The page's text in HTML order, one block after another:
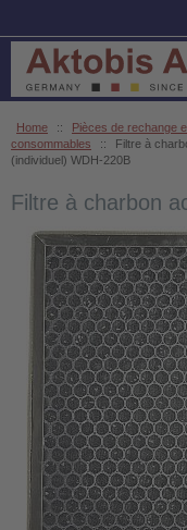
Home ::
Pièces de rechange
consommables
::
Filtre à
(individuel) WDH-220B
Filtre à charbon